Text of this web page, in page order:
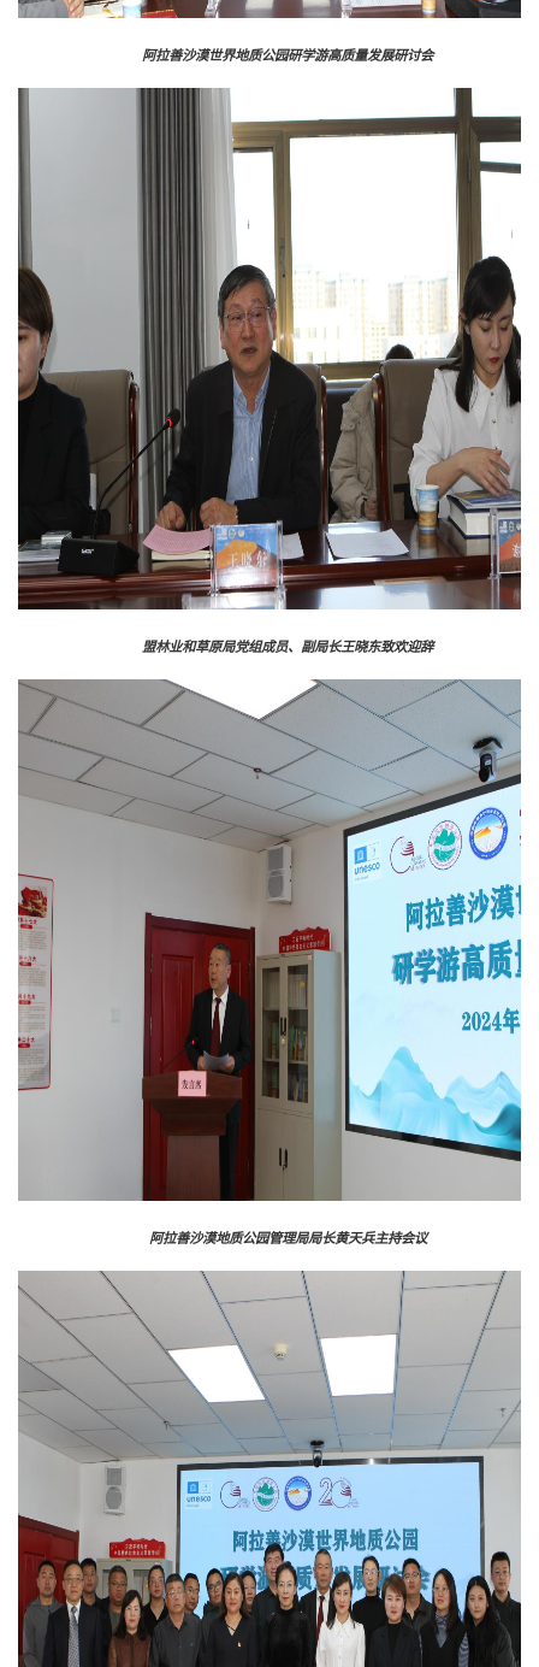
阿拉善沙漠世界地质公园研学游高质量发展研讨会
盟林业和草原局党组成员、副局长王晓东致欢迎辞
阿拉善沙漠地质公园管理局局长黄天兵主持会议